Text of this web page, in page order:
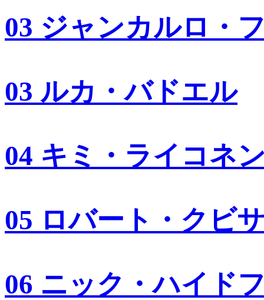
03 ジャンカルロ・
03 ルカ・バドエル
04 キミ・ライコネ
05 ロバート・クビ
06 ニック・ハイド